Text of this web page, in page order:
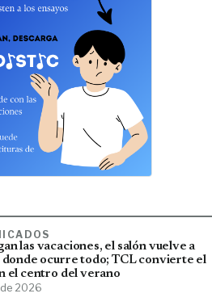
las vacaciones, el salón vuelve a
donde ocurre todo; TCL convierte el
el centro del verano
2026